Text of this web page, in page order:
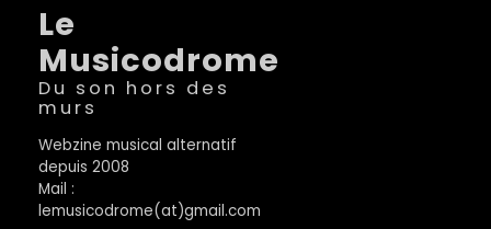
Le
Musicodrome
Du son hors des
murs
Webzine musical alternatif
depuis 2008
Mail :
lemusicodrome(at)gmail.com